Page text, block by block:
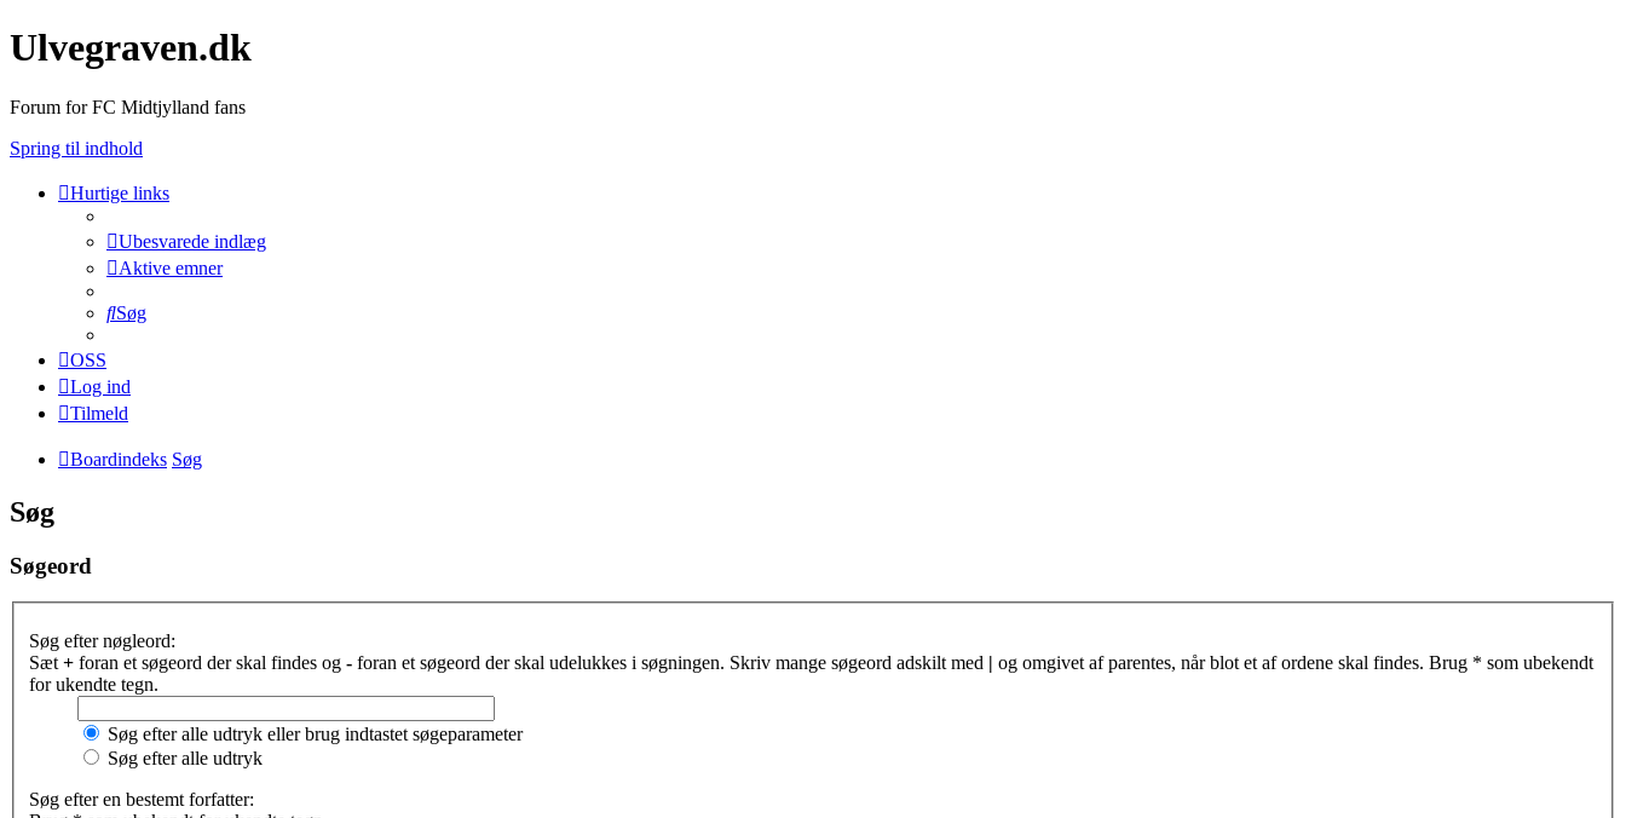
Ulvegraven.dk
Forum for FC Midtjylland fans
Spring til indhold
Hurtige links
Ubesvarede indlæg
Aktive emner
Søg
OSS
Log ind
Tilmeld
Boardindeks Søg
Søg
Søgeord
Søg efter nøgleord:
Sæt + foran et søgeord der skal findes og - foran et søgeord der skal udelukkes i søgningen. Skriv mange søgeord adskilt med | og omgivet af parentes, når blot et af ordene skal findes. Brug * som ubekendt
for ukendte tegn.
Søg efter alle udtryk eller brug indtastet søgeparameter
Søg efter alle udtryk
Søg efter en bestemt forfatter: